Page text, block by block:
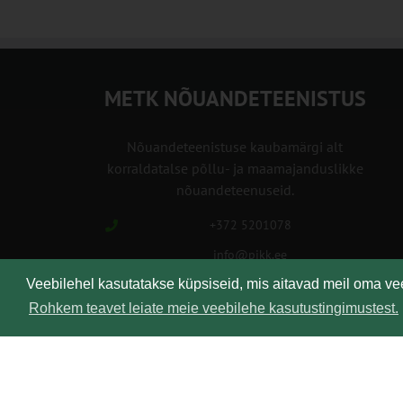
Veebilehel kasutatakse küpsiseid, mis aitavad meil oma
Rohkem teavet leiate meie veebilehe kasutustingimustest.
METK NÕUANDETEENISTUS
Nõuandeteenistuse kaubamärgi alt
korraldatalse põllu- ja maamajanduslikke
nõuandeteenuseid.
+372 5201078
info@pikk.ee